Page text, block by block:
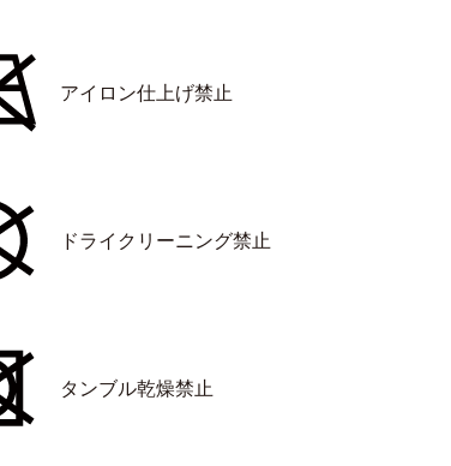
アイロン仕上げ禁止
ドライクリーニング禁止
タンブル乾燥禁止